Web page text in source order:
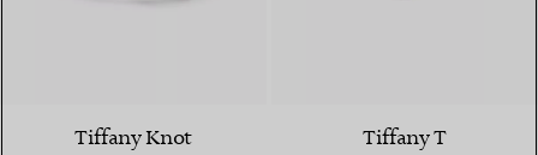
Tiffany Knot Tiffany T